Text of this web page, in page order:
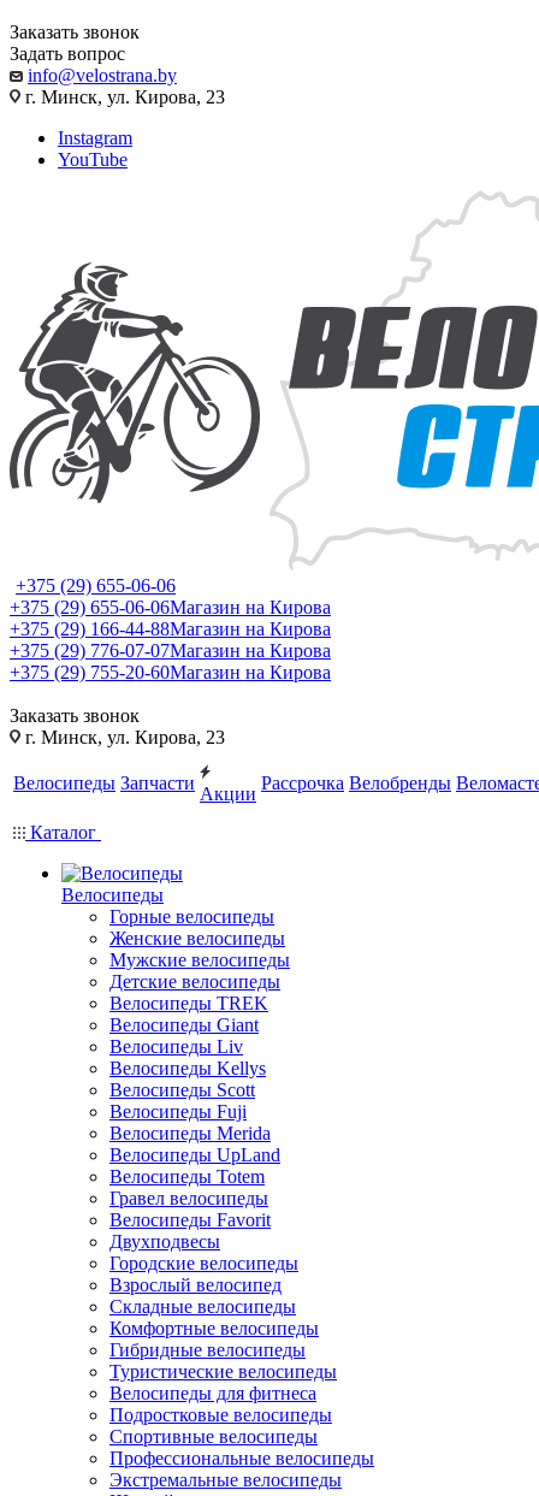
Заказать звонок
Задать вопрос
info@velostrana.by
г. Минск, ул. Кирова, 23
Instagram
YouTube
+375 (29) 655-06-06
+375 (29) 655-06-06Магазин на Кирова
+375 (29) 166-44-88Магазин на Кирова
+375 (29) 776-07-07Магазин на Кирова
+375 (29) 755-20-60Магазин на Кирова
Заказать звонок
г. Минск, ул. Кирова, 23
Велосипеды Запчасти
Акции
Рассрочка Велобренды
Каталог
Велосипеды
Горные велосипеды
Женские велосипеды
Мужские велосипеды
Детские велосипеды
Велосипеды TREK
Велосипеды Giant
Велосипеды Liv
Велосипеды Kellys
Велосипеды Scott
Велосипеды Fuji
Велосипеды Merida
Велосипеды UpLand
Велосипеды Totem
Гравел велосипеды
Велосипеды Favorit
Двухподвесы
Городские велосипеды
Взрослый велосипед
Складные велосипеды
Комфортные велосипеды
Гибридные велосипеды
Туристические велосипеды
Велосипеды для фитнеса
Подростковые велосипеды
Спортивные велосипеды
Профессиональные велосипеды
Экстремальные велосипеды